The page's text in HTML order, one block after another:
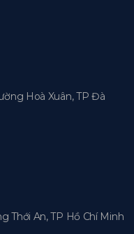
Hoà Xuân, TP Đà
Thới An, TP Hồ Chí Minh